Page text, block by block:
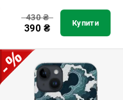
430₴
390 ₴ Купити